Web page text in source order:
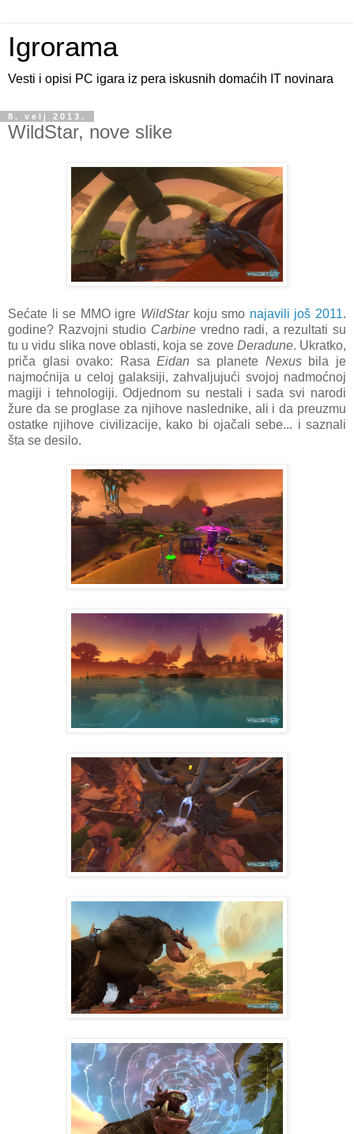
Igrorama
Vesti i opisi PC igara iz pera iskusnih domaćih IT novinara
8. velj 2013.
WildStar, nove slike
Sećate li se MMO igre WildStarkoju smo najavili još 2011.
godine? Razvojni studio Carbinevredno radi, a rezultati su
tu u vidu slika nove oblasti, koja se zove Deradune. Ukratko,
priča glasi ovako: RasaEidan sa planete Nexusbila je
najmoćnija u celoj galaksiji, zahvaljujući svojoj nadmoćnoj
magiji i tehnologiji. Odjednom su nestali i sada svi narodi
žure da se proglase za njihove naslednike, ali i da preuzmu
ostatke njihove civilizacije, kako bi ojačali sebe... i saznali
šta se desilo.